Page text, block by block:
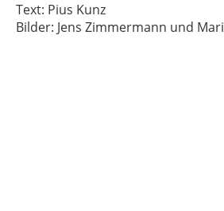
Text: Pius Kunz
Bilder: Jens Zimmermann und